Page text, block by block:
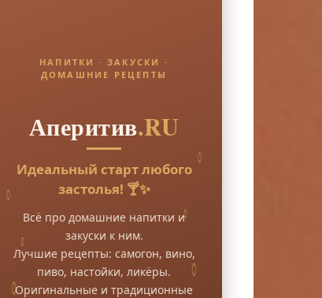
НАПИТКИ · ЗАКУСКИ ·
ДОМАШНИЕ РЕЦЕПТЫ
Аперитив.RU
Идеальный старт любого
застолья! 🍸✨
Всё про домашние напитки и
закуски к ним.
Лучшие рецепты: самогон, вино,
пиво, настойки, ликёры.
Оригинальные и традиционные